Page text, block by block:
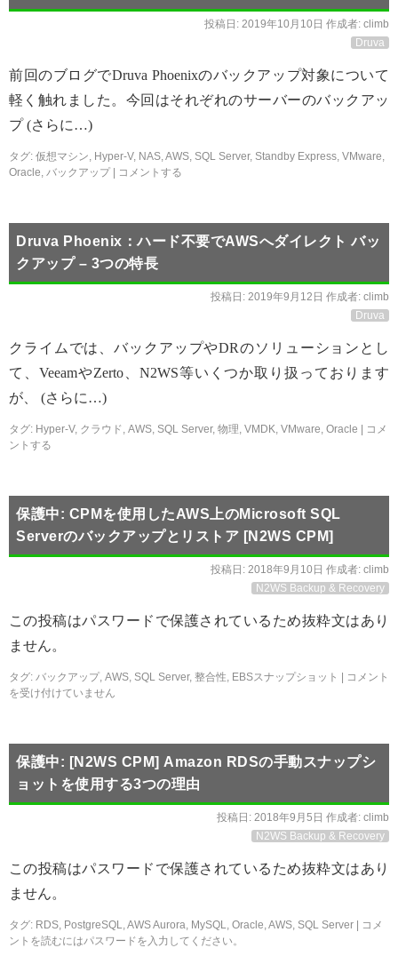
投稿日: 2019年10月10日 作成者: climb
Druva
前回のブログでDruva Phoenixのバックアップ対象について
軽く触れました。今回はそれぞれのサーバーのバックアッ
プ (さらに…)
タグ: 仮想マシン, Hyper-V, NAS,AWS, SQL Server, Standby Express, VMware,
Oracle, バックアップ コメントする
Druva Phoenix：ハード不要でAWSへダイレクト バッ
クアップ – 3つの特長
投稿日: 2019年9月12日 作成者: climb
Druva
クライムでは、バックアップやDRのソリューションとし
て、VeeamやZerto、N2WS等いくつか取り扱っております
が、 (さらに…)
タグ: Hyper-V, クラウド, AWS, SQL Server, 物理, VMDK, VMware, Oracle
コメ
ントする
保護中: CPMを使用したAWS上のMicrosoft SQL
Serverのバックアップとリストア [N2WS CPM]
投稿日: 2018年9月10日 作成者: climb
N2WS Backup & Recovery
この投稿はパスワードで保護されているため抜粋文はあり
ません。
タグ: バックアップ, AWS, SQL Server, 整合性, EBSスナップショット
コメント
を受け付けていません
保護中: [N2WS CPM] Amazon RDSの手動スナップシ
ョットを使用する3つの理由
投稿日: 2018年9月5日 作成者: climb
N2WS Backup & Recovery
この投稿はパスワードで保護されているため抜粋文はあり
ません。
タグ: RDS, PostgreSQL,AWS Aurora, MySQL, Oracle,AWS, SQL Server
コメ
ントを読むにはパスワードを入力してください。